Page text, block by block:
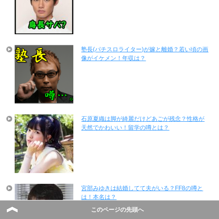
塾長(パチスロライター)が嫁と離婚？若い頃の画
像がイケメン！年収は？
石原夏織は脚が綺麗だけどあごが残念？性格が
天然でかわいい！留学の噂とは？
宮部みゆきは結婚してて夫がいる？FF8の噂と
は！本名は？
このページの先頭へ